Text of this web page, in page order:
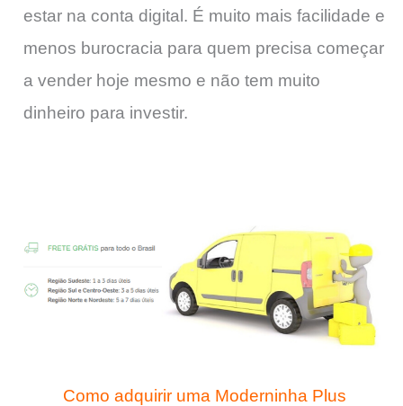
estar na conta digital. É muito mais facilidade e
menos burocracia para quem precisa começar
a vender hoje mesmo e não tem muito
dinheiro para investir.
Como adquirir uma Moderninha Plus